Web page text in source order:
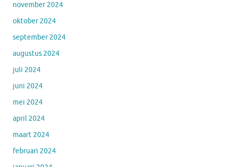
november 2024
oktober 2024
september 2024
augustus 2024
juli 2024
juni 2024
mei 2024
april 2024
maart 2024
februari 2024